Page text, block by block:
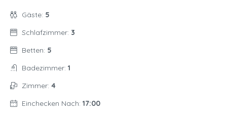
Gäste: 5
Schlafzimmer: 3
Betten: 5
Badezimmer: 1
Zimmer: 4
Einchecken Nach: 17:00